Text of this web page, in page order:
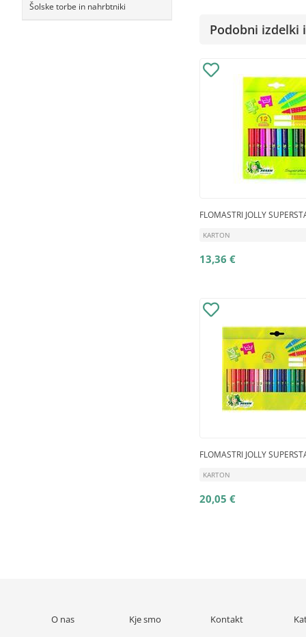
Šolske torbe in nahrbtniki
Podobni izdelki
FLOMASTRI JOLLY
KARTON
13,36 €
FLOMASTRI JOLLY
KARTON
20,05 €
O nas Kje smo Kontakt